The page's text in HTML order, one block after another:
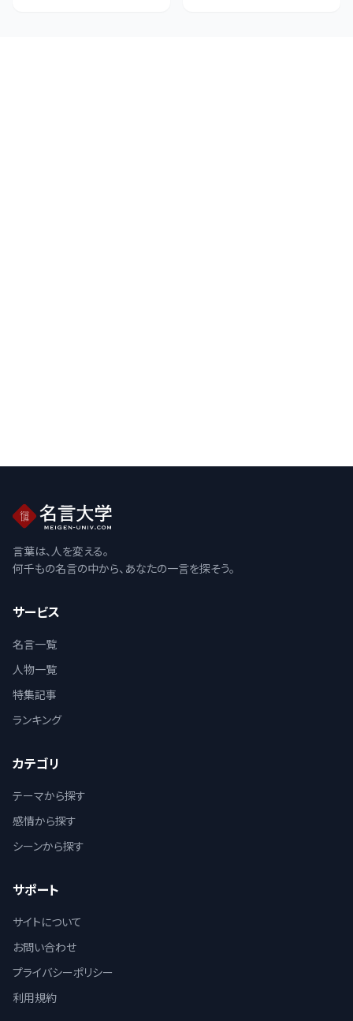
言葉は、人を変える。
何千もの名言の中から、あなたの一言を探そう。
サービス
名言一覧
人物一覧
特集記事
ランキング
カテゴリ
テーマから探す
感情から探す
シーンから探す
サポート
サイトについて
お問い合わせ
プライバシーポリシー
利用規約